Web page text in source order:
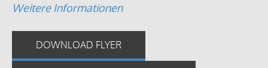
Weitere Informationen
DOWNLOAD FLYER